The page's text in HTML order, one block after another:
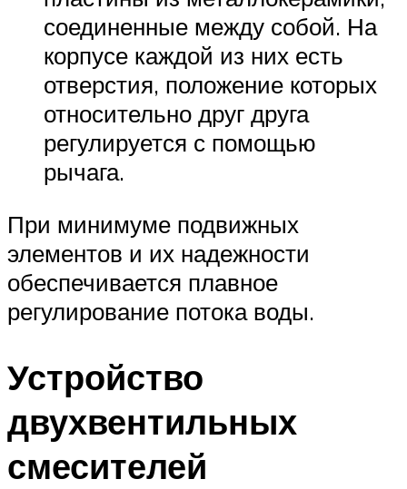
соединенные между собой. На
корпусе каждой из них есть
отверстия, положение которых
относительно друг друга
регулируется с помощью
рычага.
При минимуме подвижных
элементов и их надежности
обеспечивается плавное
регулирование потока воды.
Устройство
двухвентильных
смесителей